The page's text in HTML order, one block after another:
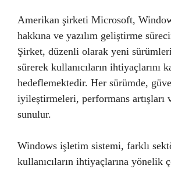
Amerikan şirketi Microsoft,
hakkına ve yazılım geliştirme
Şirket, düzenli olarak yeni
sürerek kullanıcıların ihtiyaçlarını
hedeflemektedir. Her sürümde,
iyileştirmeleri, performans artışları
sunulur.
Windows işletim sistemi, farklı
kullanıcıların ihtiyaçlarına yönelik